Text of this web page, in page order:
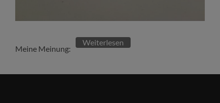
Meine Meinung:
Weiterlesen